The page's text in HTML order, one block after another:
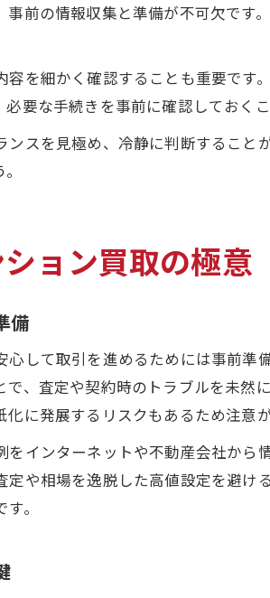
前の情報収集と準備が不可欠で
を細かく確認することも重要で
要な手続きを事前に確認しておく
スを見極め、冷静に判断するこ
ョン買取の極意
備
して取引を進めるためには事前
、査定や契約時のトラブルを未
に発展するリスクもあるため注意が
インターネットや不動産会社か
や相場を逸脱した高値設定を避
。